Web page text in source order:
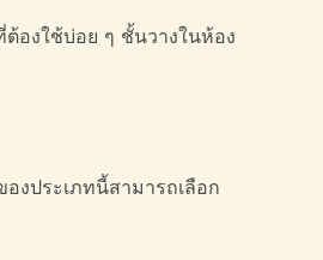
องใช้บ่อย ๆ ชั้นวางในห้อง
งประเภทนี้สามารถเลือก